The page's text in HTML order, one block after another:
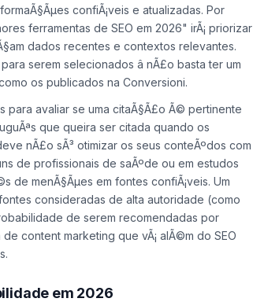
confiÃ¡veis e atualizadas. Por
ferramentas de SEO em 2026" irÃ¡ priorizar
dados recentes e contextos relevantes.
serem selecionados â nÃ£o basta ter um
os publicados na Conversioni.
para avaliar se uma citaÃ§Ã£o Ã© pertinente
que queira ser citada quando os
nÃ£o sÃ³ otimizar os seus conteÃºdos com
de profissionais de saÃºde ou em estudos
menÃ§Ãµes em fontes confiÃ¡veis. Um
consideradas de alta autoridade (como
de serem recomendadas por
content marketing que vÃ¡ alÃ©m do SEO
em 2026